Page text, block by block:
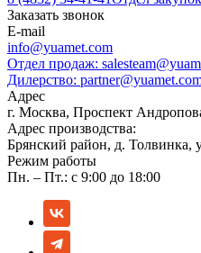
Заказать звонок
E-mail
info@yuamet.com
Отдел продаж:
Дилерство:
Адрес
г. Москва, Проспект
Адрес производства:
Брянский район, д. Толвинка,
Режим работы
Пн. – Пт.: с 9:00 до 18:00